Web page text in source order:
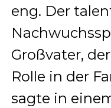
eng. Der
Großvater,
Rolle in der
sagte in